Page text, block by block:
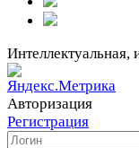
Авторизация
Регистрация